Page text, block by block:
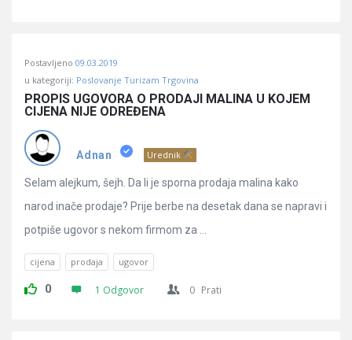
Postavljeno 09.03.2019
u kategoriji: Poslovanje Turizam Trgovina
PROPIS UGOVORA O PRODAJI MALINA U KOJEM
CIJENA NIJE ODREĐENA
Adnan Urednik
Selam alejkum, šejh. Da li je sporna prodaja malina kako
narod inače prodaje? Prije berbe na desetak dana se napravi i
potpiše ugovor s nekom firmom za ...
cijena prodaja ugovor
0 1 Odgovor 0 Prati